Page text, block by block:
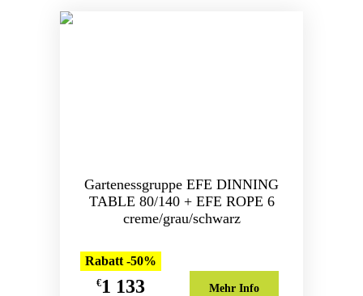
Gartenessgruppe EFE DINNING
TABLE 80/140 + EFE ROPE 6
creme/grau/schwarz
Rabatt -50%
€1 133 Mehr Info